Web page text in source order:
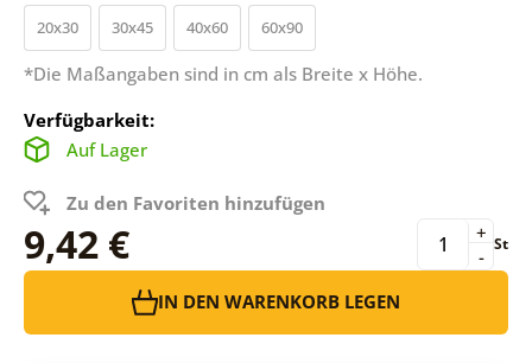
20x30 30x45 40x60 60x90
*Die Maßangaben sind in cm als Breite x Höhe.
Verfügbarkeit:
Auf Lager
Zu den Favoriten hinzufügen
9,42 € -
+ St
IN DEN WARENKORB LEGEN